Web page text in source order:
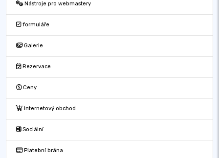
Nástroje pro webmastery
formuláře
Galerie
Rezervace
Ceny
Internetový obchod
Sociální
Platební brána